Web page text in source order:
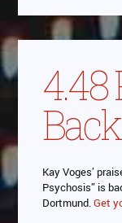
4.48
Back
Kay Voges’
Psychosis” is
Dortmund.Get